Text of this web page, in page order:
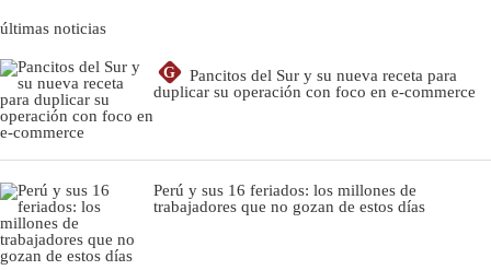
últimas noticias
G
Pancitos del Sur y su nueva receta para
duplicar su operación con foco en e-commerce
Perú y sus 16 feriados: los millones de
trabajadores que no gozan de estos días